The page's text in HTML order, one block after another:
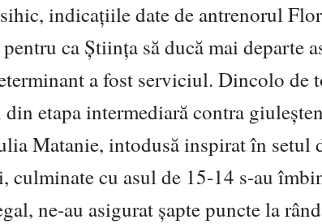
indicațiile date de antrenorul
ca Știința să ducă mai departe
a fost serviciul. Dincolo de
etapa intermediară contra
Matanie, intodusă inspirat în setul
culminate cu asul de 15-14 s-au
ne-au asigurat șapte puncte la